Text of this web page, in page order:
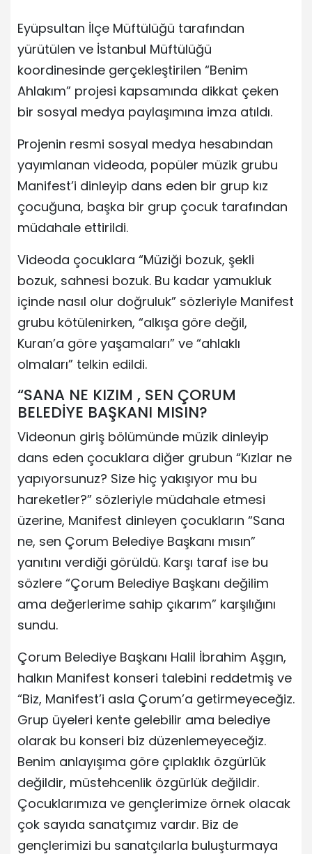
Eyüpsultan İlçe Müftülüğü tarafından
yürütülen ve İstanbul Müftülüğü
koordinesinde gerçekleştirilen “Benim
Ahlakım” projesi kapsamında dikkat çeken
bir sosyal medya paylaşımına imza atıldı.
Projenin resmi sosyal medya hesabından
yayımlanan videoda, popüler müzik grubu
Manifest’i dinleyip dans eden bir grup kız
çocuğuna, başka bir grup çocuk tarafından
müdahale ettirildi.
Videoda çocuklara “Müziği bozuk, şekli
bozuk, sahnesi bozuk. Bu kadar yamukluk
içinde nasıl olur doğruluk” sözleriyle Manifest
grubu kötülenirken, “alkışa göre değil,
Kuran’a göre yaşamaları” ve “ahlaklı
olmaları” telkin edildi.
“SANA NE KIZIM , SEN ÇORUM
BELEDİYE BAŞKANI MISIN?
Videonun giriş bölümünde müzik dinleyip
dans eden çocuklara diğer grubun “Kızlar ne
yapıyorsunuz? Size hiç yakışıyor mu bu
hareketler?” sözleriyle müdahale etmesi
üzerine, Manifest dinleyen çocukların “Sana
ne, sen Çorum Belediye Başkanı mısın”
yanıtını verdiği görüldü. Karşı taraf ise bu
sözlere “Çorum Belediye Başkanı değilim
ama değerlerime sahip çıkarım” karşılığını
sundu.
Çorum Belediye Başkanı Halil İbrahim Aşgın,
halkın Manifest konseri talebini reddetmiş ve
“Biz, Manifest’i asla Çorum’a getirmeyeceğiz.
Grup üyeleri kente gelebilir ama belediye
olarak bu konseri biz düzenlemeyeceğiz.
Benim anlayışıma göre çıplaklık özgürlük
değildir, müstehcenlik özgürlük değildir.
Çocuklarımıza ve gençlerimize örnek olacak
çok sayıda sanatçımız vardır. Biz de
gençlerimizi bu sanatçılarla buluşturmaya